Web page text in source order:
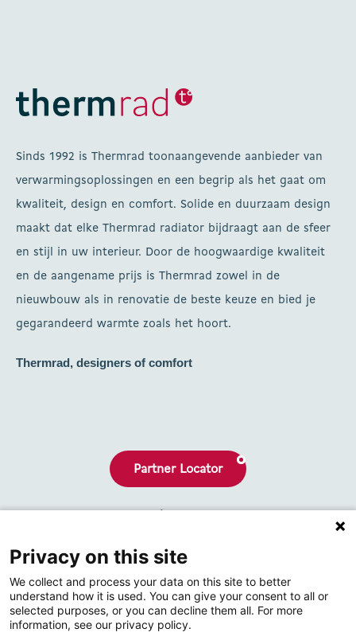
Sinds 1992 is Thermrad toonaangevende aanbieder van
verwarmingsoplossingen en een begrip als het gaat om
kwaliteit, design en comfort. Solide en duurzaam design
maakt dat elke Thermrad radiator bijdraagt aan de sfeer
en stijl in uw interieur. Door de hoogwaardige kwaliteit
en de aangename prijs is Thermrad zowel in de
nieuwbouw als in renovatie de beste keuze en bied je
gegarandeerd warmte zoals het hoort.
Thermrad, designers of comfort
Partner Locator
Nieuws
Contact
Privacy on this site
We collect and process your data on this site to better
understand how it is used. You can give your consent to all or
selected purposes, or you can decline them all. For more
information, see our privacy policy.